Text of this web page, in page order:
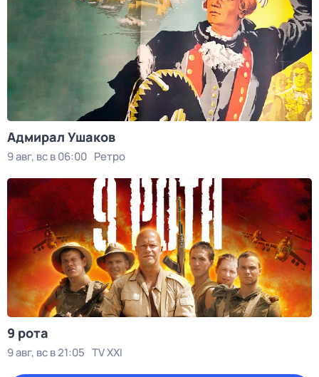
Адмирал Ушаков
9 авг, вс в 06:00 Ретро
9 рота
9 авг, вс в 21:05 TV XXI